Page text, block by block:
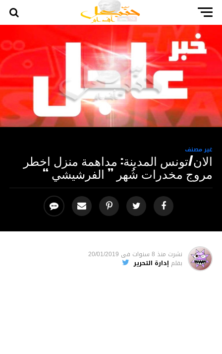
غير مصنف
الان/تونس المدينة: مداهمة منزل اخطر
مروج مخدرات شُهر ” الفرشيشي “
نشرت منذ 8 سنوات فى 20/01/2019
بقلم إدارة التحرير